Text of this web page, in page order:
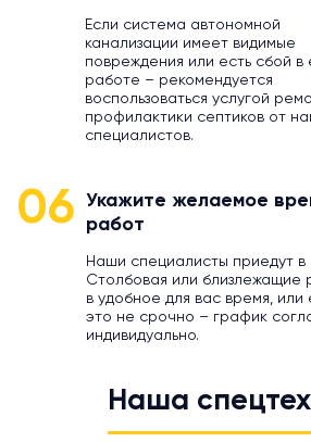
Если система автономной
канализации имеет видимые
повреждения или есть сбой в
работе – рекомендуется
воспользоваться услугой
профилактики септиков от
специалистов.
06
Укажите желаемое
работ
Наши специалисты приедут в
Столбовая или близлежащие
в удобное для вас время, или
это не срочно – график
индивидуально.
Наша